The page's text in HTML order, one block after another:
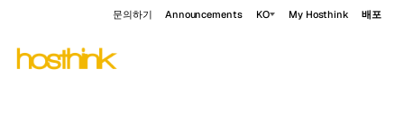
문의하기 Announcements KO My Hosthink 배포